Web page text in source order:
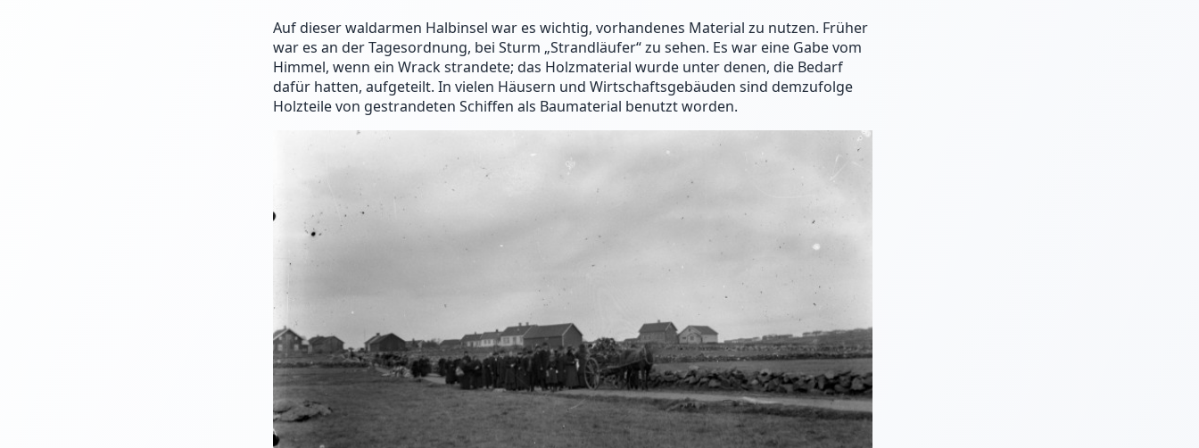
Auf dieser waldarmen Halbinsel war es wichtig, vorhandenes Material zu nutzen. Früher
war es an der Tagesordnung, bei Sturm „Strandläufer“ zu sehen. Es war eine Gabe vom
Himmel, wenn ein Wrack strandete; das Holzmaterial wurde unter denen, die Bedarf
dafür hatten, aufgeteilt. In vielen Häusern und Wirtschaftsgebäuden sind demzufolge
Holzteile von gestrandeten Schiffen als Baumaterial benutzt worden.